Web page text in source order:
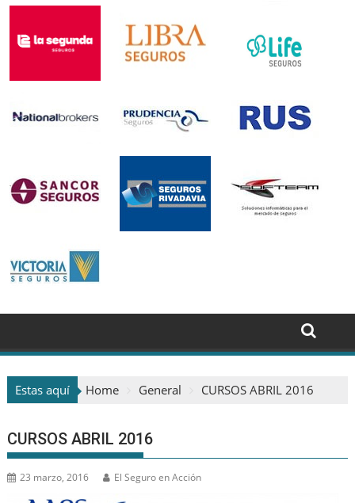
Estas aquí Home General CURSOS ABRIL 2016
CURSOS ABRIL 2016
23 marzo, 2016 El Seguro en Acción